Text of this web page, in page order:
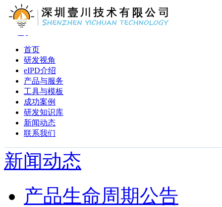
首页
研发视角
eIPD介绍
产品与服务
工具与模板
成功案例
研发知识库
新闻动态
联系我们
新闻动态
产品生命周期公告